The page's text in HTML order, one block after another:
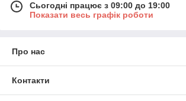
Сьогодні працює з 09:00 до 19:00
Показати весь графік роботи
Про нас
Контакти